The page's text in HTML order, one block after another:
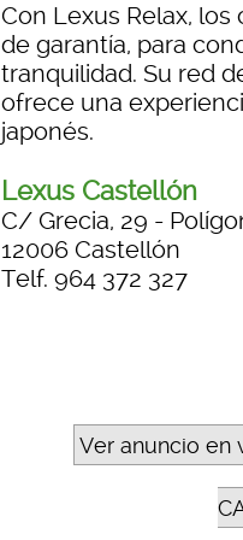
Con Lexus Relax,
de garantía, para
tranquilidad. Su red
ofrece una
japonés.
Lexus Castellón
C/ Grecia, 29 -
12006 Castellón
Telf. 964 372 327
Ver anuncio en